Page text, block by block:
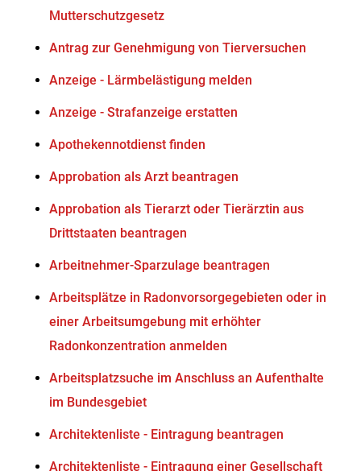
Mutterschutzgesetz
Antrag zur Genehmigung von Tierversuchen
Anzeige - Lärmbelästigung melden
Anzeige - Strafanzeige erstatten
Apothekennotdienst finden
Approbation als Arzt beantragen
Approbation als Tierarzt oder Tierärztin aus
Drittstaaten beantragen
Arbeitnehmer-Sparzulage beantragen
Arbeitsplätze in Radonvorsorgegebieten oder in
einer Arbeitsumgebung mit erhöhter
Radonkonzentration anmelden
Arbeitsplatzsuche im Anschluss an Aufenthalte
im Bundesgebiet
Architektenliste - Eintragung beantragen
Architektenliste - Eintragung einer Gesellschaft